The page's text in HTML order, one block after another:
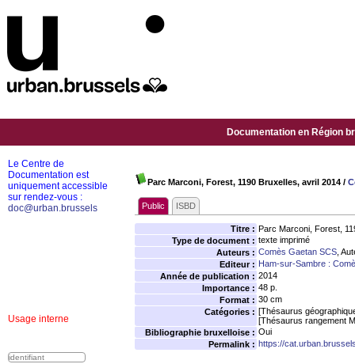
Documentation en Région
Parc Marconi, Forest, 1190 Bruxelles, avril 2014 /
Public ISBD
Titre : Parc Marconi, Forest,
Type de document : texte imprimé
Auteurs : Comès Gaetan SCS ,
Editeur : Ham-sur-Sambre :
Année de publication : 2014
Importance : 48 p.
Format : 30 cm
Catégories : [Thésaurus
[Thésaurus rangement
Bibliographie bruxelloise : Oui
Permalink : https://
Le Centre de
Documentation est
uniquement accessible
sur rendez-vous :
doc@urban.brussels
Usage interne